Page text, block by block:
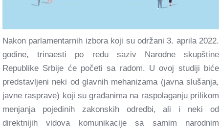
Nakon parlamentarnih izbora koji su održani 3. aprila 2022.
godine, trinaesti po redu saziv Narodne skupštine
Republike Srbije će početi sa radom. U ovoj studiji biće
predstavljeni neki od glavnih mehanizama (javna slušanja,
javne rasprave) koji su građanima na raspolaganju prilikom
menjanja pojedinih zakonskih odredbi, ali i neki od
direktnijih vidova komunikacije sa samim narodnim